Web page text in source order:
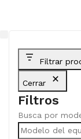
Filtrar
Cerrar
Filtros
Busca por